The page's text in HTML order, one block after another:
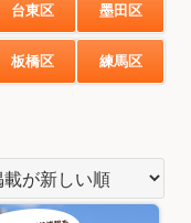
台東区 墨田区
板橋区 練馬区